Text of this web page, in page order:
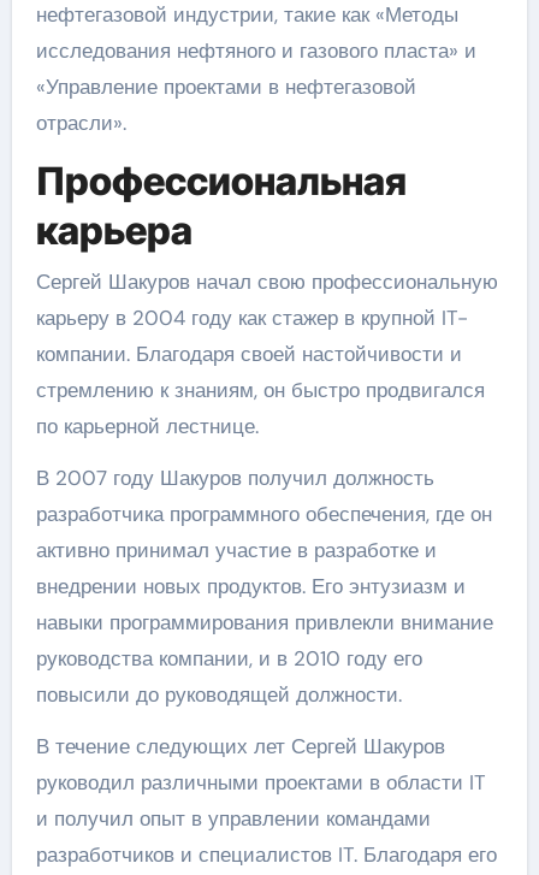
нефтегазовой индустрии, такие как «Методы
исследования нефтяного и газового пласта» и
«Управление проектами в нефтегазовой
отрасли».
Профессиональная
карьера
Сергей Шакуров начал свою профессиональную
карьеру в 2004 году как стажер в крупной IT-
компании. Благодаря своей настойчивости и
стремлению к знаниям, он быстро продвигался
по карьерной лестнице.
В 2007 году Шакуров получил должность
разработчика программного обеспечения, где он
активно принимал участие в разработке и
внедрении новых продуктов. Его энтузиазм и
навыки программирования привлекли внимание
руководства компании, и в 2010 году его
повысили до руководящей должности.
В течение следующих лет Сергей Шакуров
руководил различными проектами в области IT
и получил опыт в управлении командами
разработчиков и специалистов IT. Благодаря его